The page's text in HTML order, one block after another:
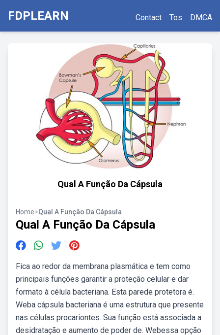
FDPLEARN Contact Tos DMCA
Qual A Função Da Cápsula
Home>Qual A Função Da Cápsula
Qual A Função Da Cápsula
Fica ao redor da membrana plasmática e tem como
principais funções garantir a proteção celular e dar
formato à célula bacteriana. Esta parede protetora é.
Weba cápsula bacteriana é uma estrutura que presente
nas células procariontes. Sua função está associada a
desidratação e aumento de poder de. Webessa opção